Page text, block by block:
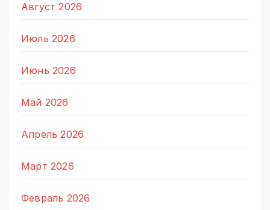
Август 2026
Июль 2026
Июнь 2026
Май 2026
Апрель 2026
Март 2026
Февраль 2026